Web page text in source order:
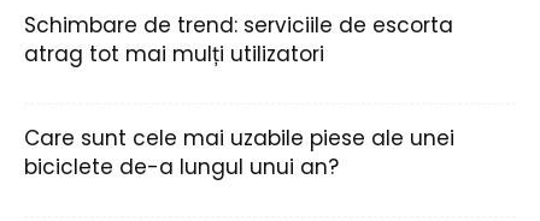
Schimbare de trend: serviciile de escorta
atrag tot mai mulți utilizatori
Care sunt cele mai uzabile piese ale unei
biciclete de-a lungul unui an?